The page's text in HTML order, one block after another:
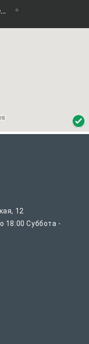
12
18:00 Суббота -